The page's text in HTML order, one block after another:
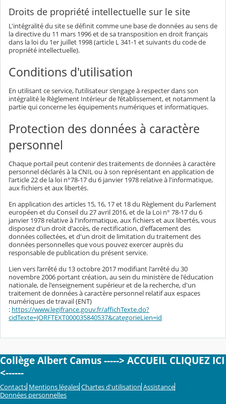
Droits de propriété intellectuelle sur le site
L'intégralité du site se définit comme une base de données au sens de
la directive du 11 mars 1996 et de sa transposition en droit français
dans la loi du 1er juillet 1998 (article L 341-1 et suivants du code de
propriété intellectuelle).
Conditions d'utilisation
En utilisant ce service, l’utilisateur s’engage à respecter dans son
intégralité le Règlement Intérieur de l’établissement, et notamment la
partie qui concerne les équipements numériques et informatiques.
Protection des données à caractère
personnel
Chaque portail peut contenir des traitements de données à caractère
personnel déclarés à la CNIL ou à son représentant en application de
l'article 22 de la loi n°78-17 du 6 janvier 1978 relative à l'informatique,
aux fichiers et aux libertés.
En application des articles 15, 16, 17 et 18 du Règlement du Parlement
européen et du Conseil du 27 avril 2016, et de la Loi n° 78-17 du 6
janvier 1978 relative à l'informatique, aux fichiers et aux libertés, vous
disposez d'un droit d'accès, de rectification, d'effacement des
données collectées, et d'un droit de limitation du traitement des
données personnelles que vous pouvez exercer auprès du
responsable de publication du présent service.
Lien vers l’arrêté du 13 octobre 2017 modifiant l'arrêté du 30
novembre 2006 portant création, au sein du ministère de l'éducation
nationale, de l'enseignement supérieur et de la recherche, d'un
traitement de données à caractère personnel relatif aux espaces
numériques de travail (ENT)
: https://www.legifrance.gouv.fr/affichTexte.do?
cidTexte=JORFTEXT000035840537&categorieLien=id
Collège Albert Camus -----> ACCUEIL CLIQUEZ ICI
<------
Contacts Mentions légales Chartes d'utilisation Assistance
Données personnelles